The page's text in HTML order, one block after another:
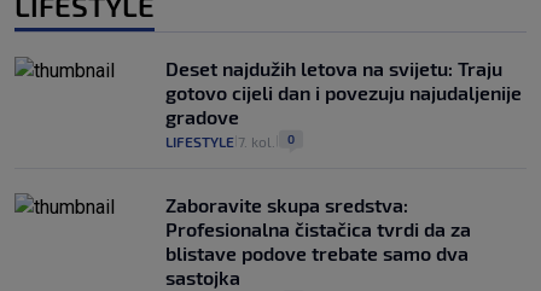
Deset najdužih letova na svijetu: Traju
gotovo cijeli dan i povezuju najudaljenije
gradove
LIFESTYLE 7. kol. 0
Zaboravite skupa sredstva:
Profesionalna čistačica tvrdi da za
blistave podove trebate samo dva
sastojka